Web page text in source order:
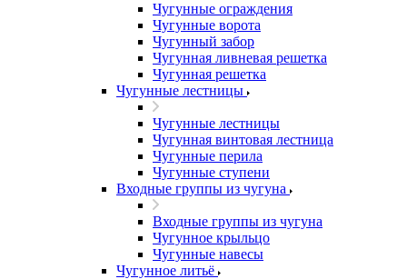
Чугунные ограждения
Чугунные ворота
Чугунный забор
Чугунная ливневая решетка
Чугунная решетка
Чугунные лестницы
Чугунные лестницы
Чугунная винтовая лестница
Чугунные перила
Чугунные ступени
Входные группы из чугуна
Входные группы из чугуна
Чугунное крыльцо
Чугунные навесы
Чугунное литьё